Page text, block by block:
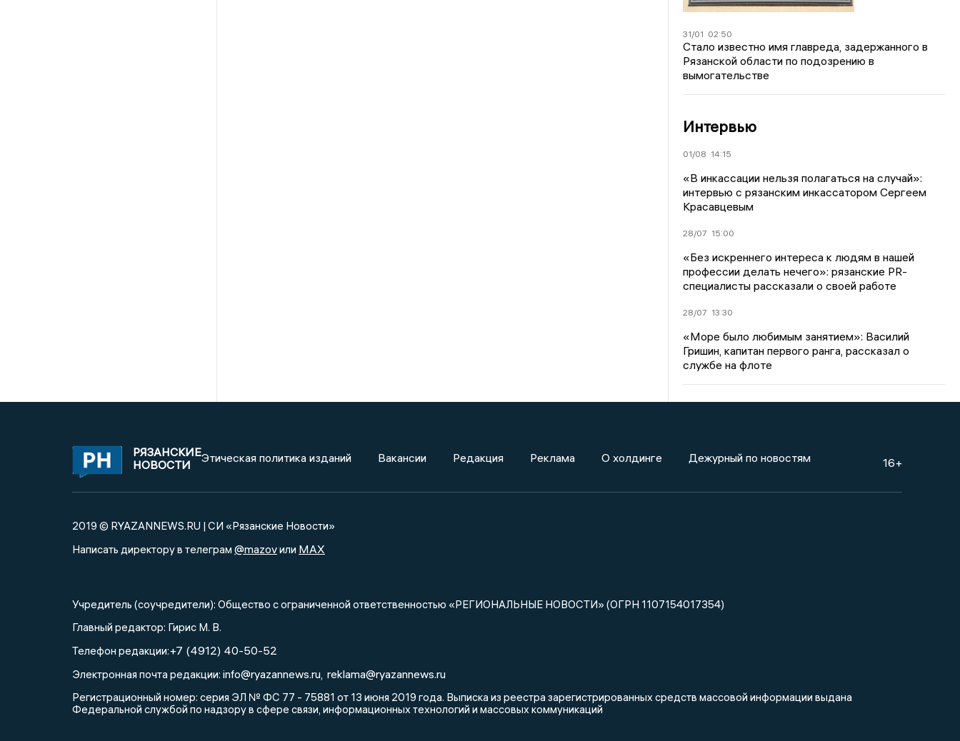
31/01 02:50
Стало известно имя главреда, задержанного в
Рязанской области по подозрению в
вымогательстве
Интервью
01/08 14:15
«В инкассации нельзя полагаться на случай»:
интервью с рязанским инкассатором Сергеем
Красавцевым
28/07 15:00
«Без искреннего интереса к людям в нашей
профессии делать нечего»: рязанские PR-
специалисты рассказали о своей работе
28/07 13:30
«Море было любимым занятием»: Василий
Гришин, капитан первого ранга, рассказал о
службе на флоте
РЯЗАНСКИЕ
НОВОСТИ
Этическая политика изданий Вакансии Редакция Реклама О холдинге Дежурный по новостям 16+
2019 © RYAZANNEWS.RU | СИ «Рязанские Новости»
Написать директору в телеграм @mazovили MAX
Учредитель (соучредители): Общество с ограниченной ответственностью «РЕГИОНАЛЬНЫЕ НОВОСТИ» (ОГРН 1107154017354)
Главный редактор: Гирис М. В.
Телефон редакции:+7 (4912) 40-50-52
Электронная почта редакции: info@ryazannews.ru reklama@ryazannews.ru
Регистрационный номер: серия ЭЛ № ФС 77 - 75881 от 13 июня 2019 года. Выписка из реестра зарегистрированных средств массовой информации выдана
Федеральной службой по надзору в сфере связи, информационных технологий и массовых коммуникаций